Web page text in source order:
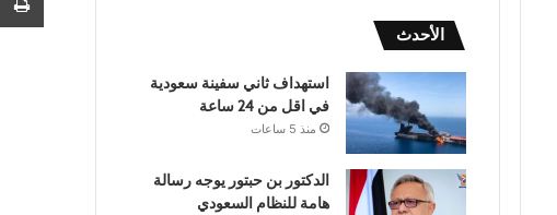
الأحدث
استهداف ثاني سفينة سعودية
في اقل من 24 ساعة
منذ 5 ساعات
الدكتور بن حبتور يوجه رسالة
هامة للنظام السعودي